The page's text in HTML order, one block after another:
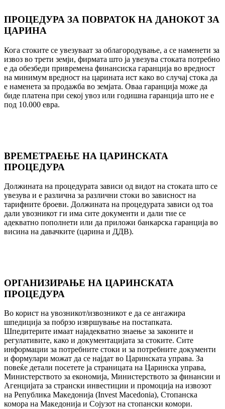
ПРОЦЕДУРА ЗА ПОВРАТОК НА ДАНОКОТ ЗА
ЦАРИНА
Кога стоките се увезуваат за облагородување, а се наменети за
извоз во трети земји, фирмата што ја увезува стоката потребно
е да обезбеди привремена финансиска гаранција во вредност
на минимум вредност на царината ист како во случај стока да
е наменета за продажба во земјата. Оваа гаранција може да
биде платена при секој увоз или годишна гаранција што не е
под 10.000 евра.
ВРЕМЕТРАЕЊЕ НА ЦАРИНСКАТА
ПРОЦЕДУРА
Должината на процедурата зависи од видот на стоката што се
увезува и е различна за различни стоки во зависност на
тарифните броеви. Должината на процедурата зависи од тоа
дали увозникот ги има сите документи и дали тие се
адекватно пополнети или да приложи банкарска гаранција во
висина на давачките (царина и ДДВ).
ОРГАНИЗИРАЊЕ НА ЦАРИНСКАТА
ПРОЦЕДУРА
Во корист на увозникот/извозникот е да се ангажира
шпедиција за побрзо извршување на постапката.
Шпедитерите имаат најадекватно знаење за законите и
регулативите, како и документацијата за стоките. Сите
информации за потребните стоки и за потребните документи
и формулари можат да се најдат во Царинската управа. За
повеќе детали посетете ја страницата на Царинска управа,
Министерството за економија, Министерството за финансии и
Агенцијата за странски инвестиции и промоција на извозот
на Република Македонија (Invest Macedonia), Стопанска
комора на Македонија и Сојузот на стопански комори.